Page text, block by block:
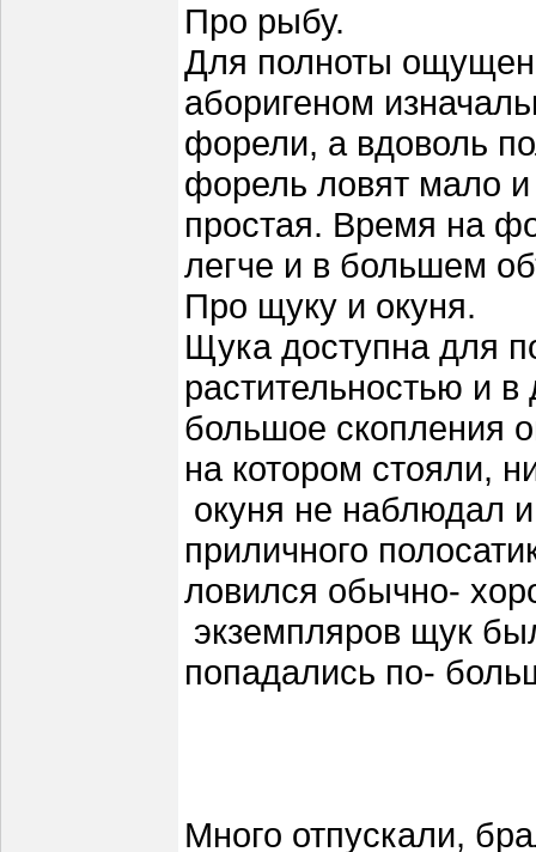
Про рыбу.
Для полноты
аборигеном
форели, а вдоволь
форель ловят мало
простая. Время на
легче и в большем
Про щуку и окуня.
Щука доступна для
растительностью и
большое скопления
на котором стояли,
окуня не наблюдал
приличного
ловился обычно-
экземпляров щук
попадались по-
Много отпускали,